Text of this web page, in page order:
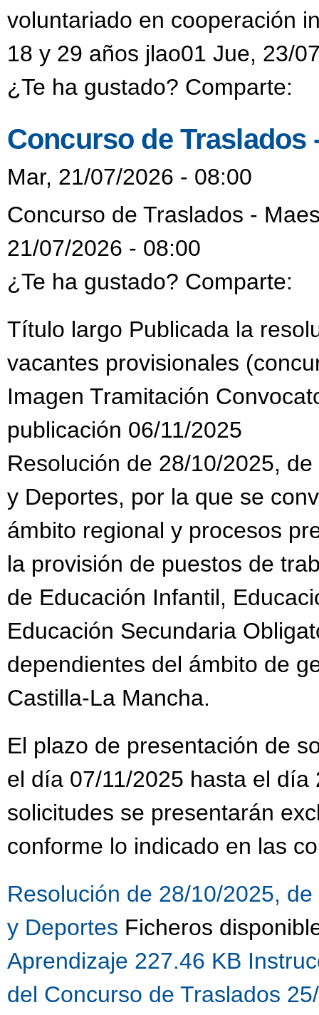
voluntariado en cooperación
18 y 29 años jlao01 Jue, 23/
¿Te ha gustado? Comparte:
Concurso de Traslados
Mar, 21/07/2026 - 08:00
Concurso de Traslados -
21/07/2026 - 08:00
¿Te ha gustado? Comparte:
Título largo Publicada la
vacantes provisionales
Imagen Tramitación
publicación 06/11/2025
Resolución de 28/10/2025,
y Deportes, por la que se
ámbito regional y procesos
la provisión de puestos de
de Educación Infantil,
Educación Secundaria
dependientes del ámbito de
Castilla-La Mancha.
El plazo de presentación de
el día 07/11/2025 hasta el
solicitudes se presentarán
conforme lo indicado en las
Resolución de 28/10/2025,
y Deportes Ficheros
Aprendizaje 227.46 KB
del Concurso de Traslados